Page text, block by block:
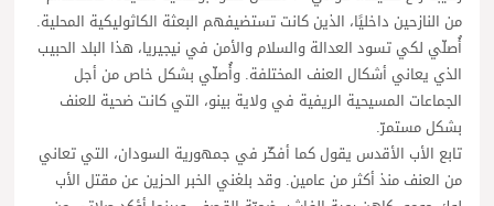
من النازحين داخليًا، الذين كانت تستضيفهم البعثة الكاثوليكية المحلية.
أُصلّي لكي تسود العدالة والسلام والأمن في نيجيريا، هذا البلد الحبيب
الذي يعاني أشكال العنف المختلفة. وأُصلّي بشكل خاص من أجل
الجماعات المسيحية الريفية في ولاية بينو، التي كانت ضحية للعنف
بشكل مستمرّ.
تابع الأب الأقدس يقول كما أفكّر في جمهورية السودان، التي تعاني
من العنف منذ أكثر من عامين. وقد بلغني الخبر الحزين عن مقتل الأب